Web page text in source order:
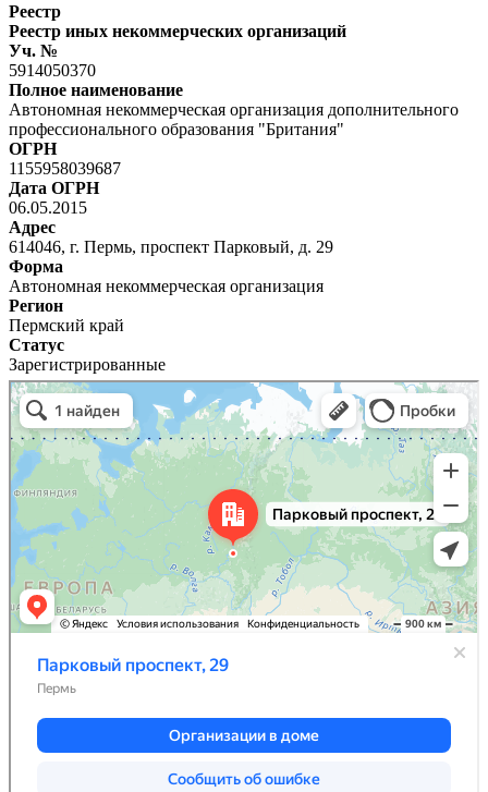
Реестр
Реестр иных некоммерческих организаций
Уч. №
5914050370
Полное наименование
Автономная некоммерческая организация дополнительного
профессионального образования "Британия"
ОГРН
1155958039687
Дата ОГРН
06.05.2015
Адрес
614046, г. Пермь, проспект Парковый, д. 29
Форма
Автономная некоммерческая организация
Регион
Пермский край
Статус
Зарегистрированные